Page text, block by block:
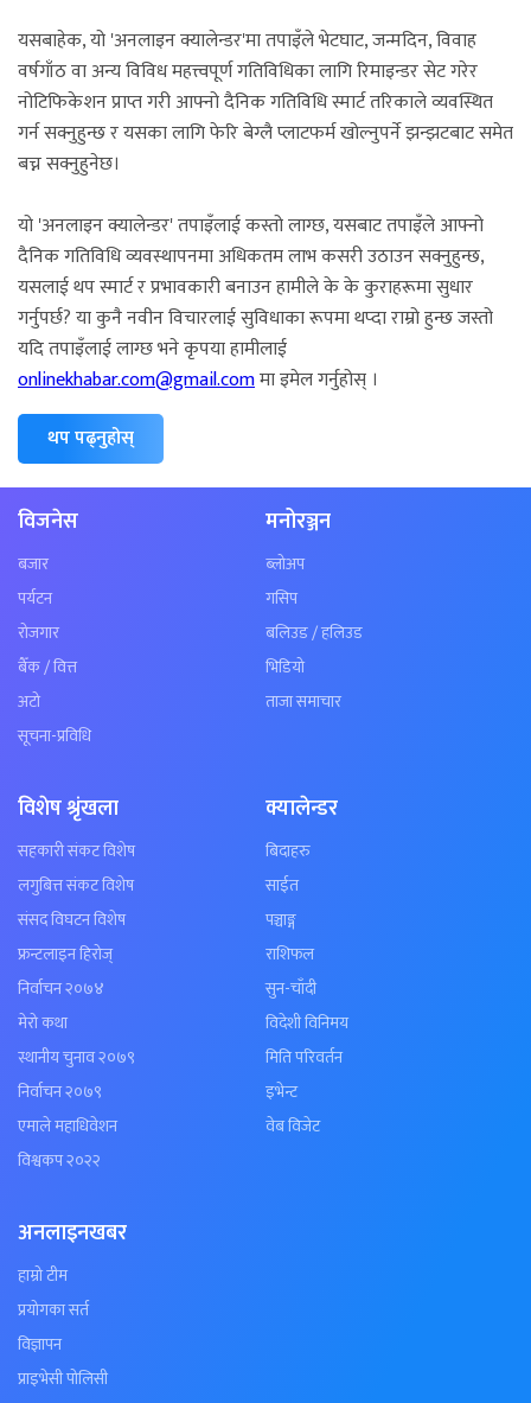
यसबाहेक, यो 'अनलाइन क्यालेन्डर'मा तपाइँले भेटघाट, जन्मदिन, विवाह
वर्षगाँठ वा अन्य विविध महत्त्वपूर्ण गतिविधिका लागि रिमाइन्डर सेट गरेर
नोटिफिकेशन प्राप्त गरी आफ्नो दैनिक गतिविधि स्मार्ट तरिकाले व्यवस्थित
गर्न सक्नुहुन्छ र यसका लागि फेरि बेग्लै प्लाटफर्म खोल्नुपर्ने झन्झटबाट समेत
बच्न सक्नुहुनेछ।
यो 'अनलाइन क्यालेन्डर' तपाइँलाई कस्तो लाग्छ, यसबाट तपाइँले आफ्नो
दैनिक गतिविधि व्यवस्थापनमा अधिकतम लाभ कसरी उठाउन सक्नुहुन्छ,
यसलाई थप स्मार्ट र प्रभावकारी बनाउन हामीले के के कुराहरूमा सुधार
गर्नुपर्छ? या कुनै नवीन विचारलाई सुविधाका रूपमा थप्दा राम्रो हुन्छ जस्तो
यदि तपाइँलाई लाग्छ भने कृपया हामीलाई
onlinekhabar.com@gmail.comमा इमेल गर्नुहोस् ।
थप पढ्नुहोस्
विजनेस
बजार
पर्यटन
रोजगार
बैँक / वित्त
अटो
सूचना-प्रविधि
मनोरञ्जन
ब्लोअप
गसिप
बलिउड / हलिउड
भिडियो
ताजा समाचार
विशेष श्रृंखला
सहकारी संकट विशेष
लगुबित्त संकट विशेष
संसद विघटन विशेष
फ्रन्टलाइन हिरोज्
निर्वाचन २०७४
मेरो कथा
स्थानीय चुनाव २०७९
निर्वाचन २०७९
एमाले महाधिवेशन
विश्वकप २०२२
क्यालेन्डर
बिदाहरु
साईत
पञ्चाङ्ग
राशिफल
सुन-चाँदी
विदेशी विनिमय
मिति परिवर्तन
इभेन्ट
वेब विजेट
अनलाइनखबर
हाम्रो टीम
प्रयोगका सर्त
विज्ञापन
प्राइभेसी पोलिसी